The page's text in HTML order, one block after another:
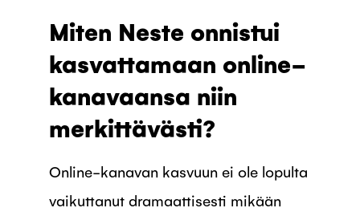
Miten Neste onnistui
kasvattamaan online-
kanavaansa niin
merkittävästi?
Online-kanavan kasvuun ei ole lopulta
vaikuttanut dramaattisesti mikään